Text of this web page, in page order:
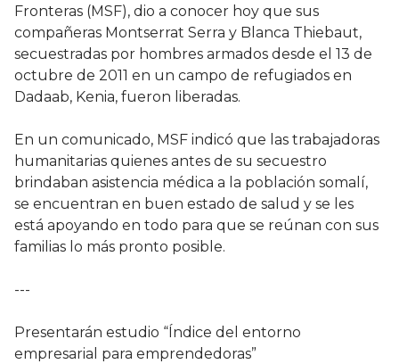
Fronteras (MSF), dio a conocer hoy que sus
compañeras Montserrat Serra y Blanca Thiebaut,
secuestradas por hombres armados desde el 13 de
octubre de 2011 en un campo de refugiados en
Dadaab, Kenia, fueron liberadas.
En un comunicado, MSF indicó que las trabajadoras
humanitarias quienes antes de su secuestro
brindaban asistencia médica a la población somalí,
se encuentran en buen estado de salud y se les
está apoyando en todo para que se reúnan con sus
familias lo más pronto posible.
---
Presentarán estudio “Índice del entorno
empresarial para emprendedoras”